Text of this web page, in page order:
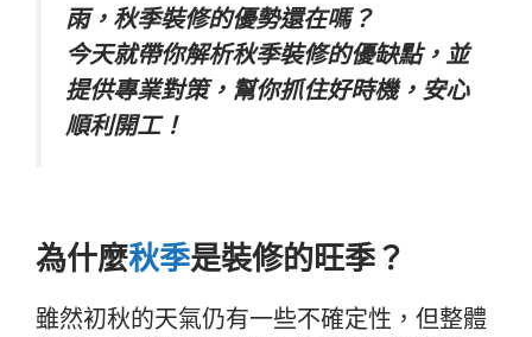
雨，秋季裝修的優勢還在嗎？
今天就帶你解析秋季裝修的優缺點，並
提供專業對策，幫你抓住好時機，安心
順利開工！
為什麼秋季是裝修的旺季？
雖然初秋的天氣仍有一些不確定性，但整體